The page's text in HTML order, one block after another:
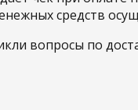
средств
вопросы по